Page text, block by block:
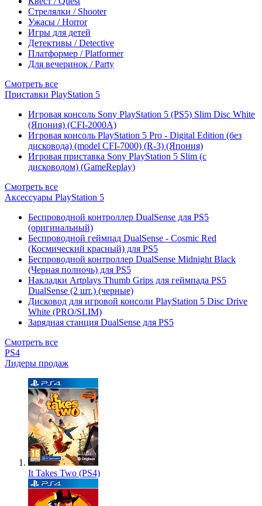
Стрелялки / Shooter
Ужасы / Horror
Игры для детей
Детективы / Detective
Платформер / Platformer
Для вечеринок / Party
Смотреть все
Приставки PlayStation 5
Игровая консоль Sony PlayStation 5 (PS5) Slim Disc White
(Япония) (CFI-2000A)
Игровая консоль PlayStation 5 Pro - Digital Edition (без
дисковода) (model CFI-7000) (R-3) (Япония)
Игровая приставка Sony PlayStation 5 Slim (с
дисководом) (GameReplay)
Смотреть все
Аксессуары PlayStation 5
Беспроводной контроллер DualSense для PS5
(оригинальный)
Беспроводной геймпад DualSense - Cosmic Red
(Космический красный) для PS5
Беспроводной контроллер DualSense Midnight Black
(Черная полночь) для PS5
Накладки Artplays Thumb Grips для геймпада PS5
DualSense (2 шт.) (черные)
Дисковод для игровой консоли PlayStation 5 Disc Drive
White (PRO/SLIM)
Зарядная станция DualSense для PS5
Смотреть все
PS4
Лидеры продаж
It Takes Two (PS4)